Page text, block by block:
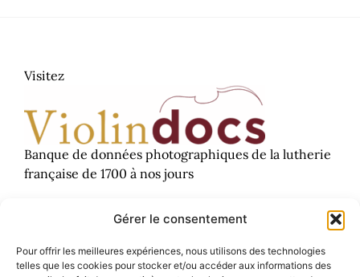
Gérer le consentement
Pour offrir les meilleures expériences, nous utilisons des technologies
telles que les cookies pour stocker et/ou accéder aux informations des
Visitez
​Banque de données photographiques de la lutherie
française de 1700 à nos jours